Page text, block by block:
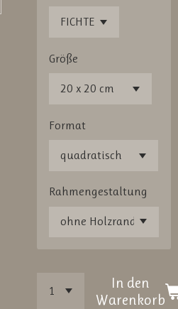
Größe
Format
Rahmengestaltung
In den
Warenkorb